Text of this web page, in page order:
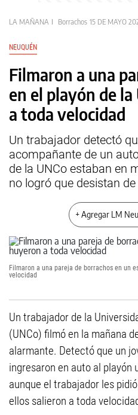
LA MAÑANA Borrachos 15 DE MAYO
NEUQUÉN
Filmaron a una
en el playón de
a toda velocidad
Un trabajador detectó
acompañante de un
de la UNCo estaban en
no logró que desistan
+ Agregar LM
Filmaron a una pareja de borrachos en un
velocidad
Un trabajador de la
(UNCo) filmó en la mañana
alarmante. Detectó que un
ingresaron en auto al playón
aunque el trabajador les
ellos salieron a toda